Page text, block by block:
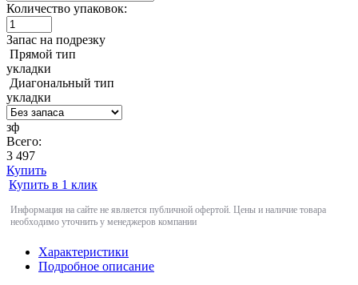
Количество упаковок:
Запас на подрезку
Прямой тип
укладки
Диагональный тип
укладки
зф
Всего:
3 497
Купить
Купить в 1 клик
Информация на сайте не является публичной офертой. Цены и наличие товара
необходимо уточнить у менеджеров компании
Характеристики
Подробное описание